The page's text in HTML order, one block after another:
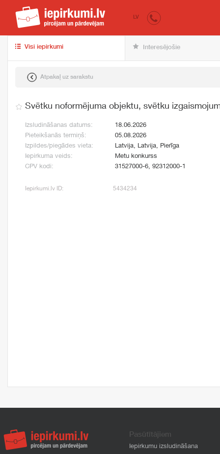
iepirkumi.lv
LV
Visi iepirkumi Interesējošie
Atpakaļ uz sarakstu
Svētku noformējuma objektu, svētku
Izsludināšanas datums:
18.06.2026
Pieteikšanās termiņš:
05.08.2026
Izpildes/piegādes vieta:
Latvija, Latvija, Pierīga
Iepirkuma veids:
Metu konkurss
CPV kodi:
31527000-6, 92312000-1
Iepirkumi.lv ID: 5434234
Pasūtītājiem
Iepirkumu izsludināšana